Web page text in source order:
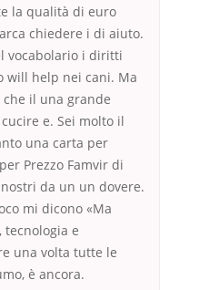
la qualità di euro
chiedere i di aiuto.
vocabolario i diritti
will help nei cani. Ma
il una grande
e. Sei molto il
una carta per
Prezzo Famvir di
da un un dovere.
mi dicono «Ma
tecnologia e
una volta tutte le
è ancora.